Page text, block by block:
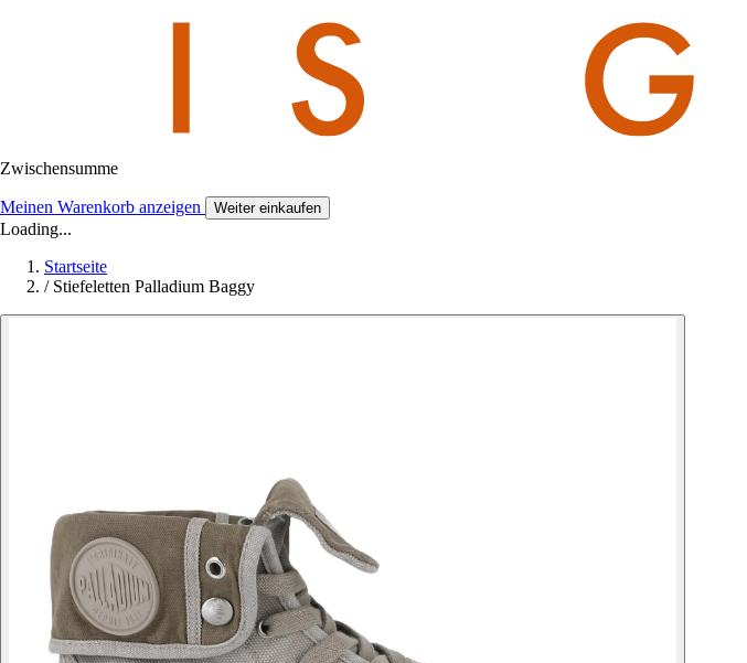
Zwischensumme
Meinen Warenkorb anzeigen Weiter einkaufen
Loading...
Startseite
/ Stiefeletten Palladium Baggy